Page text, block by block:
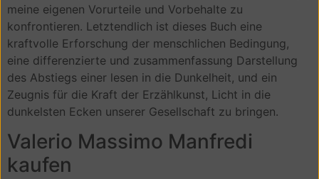
meine eigenen Vorurteile und Vorbehalte zu
konfrontieren. Letztendlich ist dieses Buch eine
kraftvolle Erforschung der menschlichen Bedingung,
eine differenzierte und zusammenfassung Darstellung
des Abstiegs einer lesen in die Dunkelheit, und ein
Zeugnis für die Kraft der Erzählkunst, Licht in die
dunkelsten Ecken unserer Gesellschaft zu bringen.
Valerio Massimo Manfredi
kaufen